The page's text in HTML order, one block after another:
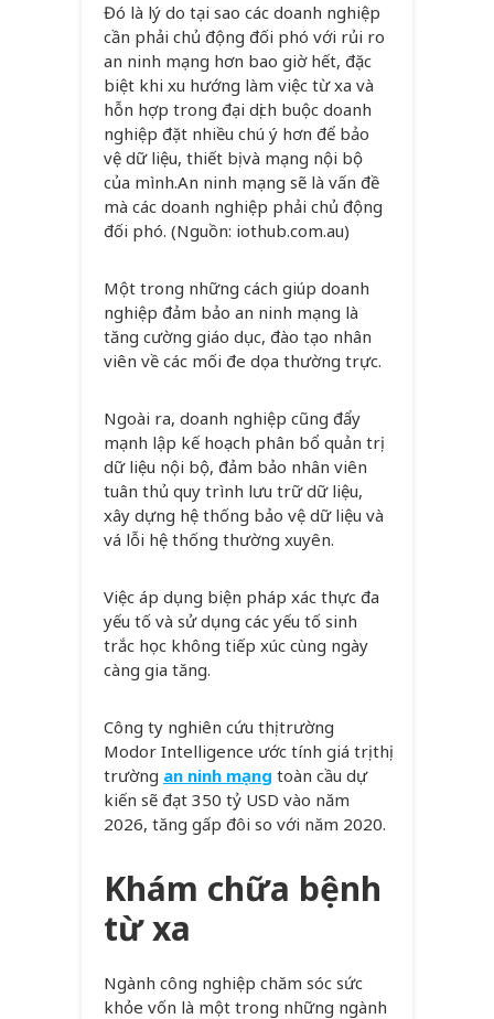
Đó là lý do tại sao các doanh nghiệp
cần phải chủ động đối phó với rủi ro
an ninh mạng hơn bao giờ hết, đặc
biệt khi xu hướng làm việc từ xa và
hỗn hợp trong đại dịch buộc doanh
nghiệp đặt nhiều chú ý hơn để bảo
vệ dữ liệu, thiết bị và mạng nội bộ
của mình.An ninh mạng sẽ là vấn đề
mà các doanh nghiệp phải chủ động
đối phó. (Nguồn: iothub.com.au)
Một trong những cách giúp doanh
nghiệp đảm bảo an ninh mạng là
tăng cường giáo dục, đào tạo nhân
viên về các mối đe dọa thường trực.
Ngoài ra, doanh nghiệp cũng đẩy
mạnh lập kế hoạch phân bổ quản trị
dữ liệu nội bộ, đảm bảo nhân viên
tuân thủ quy trình lưu trữ dữ liệu,
xây dựng hệ thống bảo vệ dữ liệu và
vá lỗi hệ thống thường xuyên.
Việc áp dụng biện pháp xác thực đa
yếu tố và sử dụng các yếu tố sinh
trắc học không tiếp xúc cùng ngày
càng gia tăng.
Công ty nghiên cứu thị trường
Modor Intelligence ước tính giá trị thị
trường an ninh mạng toàn cầu dự
kiến sẽ đạt 350 tỷ USD vào năm
2026, tăng gấp đôi so với năm 2020.
Khám chữa bệnh
từ xa
Ngành công nghiệp chăm sóc sức
khỏe vốn là một trong những ngành